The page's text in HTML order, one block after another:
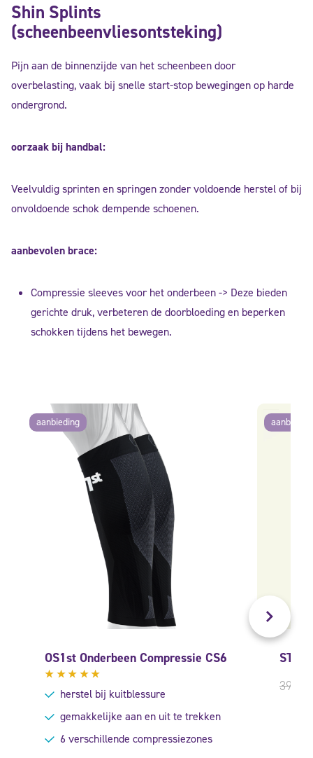
Shin Splints
(scheenbeenvliesontsteking)
Pijn aan de binnenzijde van het scheenbeen door
overbelasting, vaak bij snelle start-stop bewegingen op harde
ondergrond.
oorzaak bij handbal:
Veelvuldig sprinten en springen zonder voldoende herstel of bij
onvoldoende schok dempende schoenen.
aanbevolen brace:
Compressie sleeves voor het onderbeen -> Deze bieden
gerichte druk, verbeteren de doorbloeding en beperken
schokken tijdens het bewegen.
aanbieding
OS1st Onderbeen Compressie CS6
Gewaardeerd
5.00uit
herstel bij kuitblessure
gemakkelijke aan en uit te trekken
6 verschillende compressiezones
39,95